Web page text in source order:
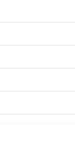
sinh cho làn da.